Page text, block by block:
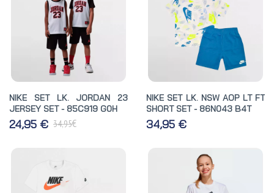
NIKE SET LK. JORDAN 23
JERSEY SET - 85C919 G0H
24,95 € 34,95€
NIKE SET LK. NSW AOP LT FT
SHORT SET - 86N043 B4T
34,95 €